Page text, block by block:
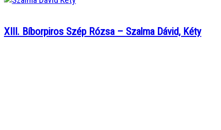
XIII. Bíborpiros Szép Rózsa – Szalma Dávid, Kéty